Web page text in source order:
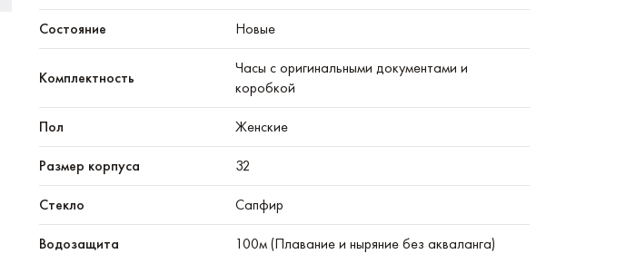
Состояние Новые
Комплектность
Часы с оригинальными документами и
коробкой
Пол Женские
Размер корпуса 32
Стекло Сапфир
Водозащита 100м (Плавание и ныряние без акваланга)